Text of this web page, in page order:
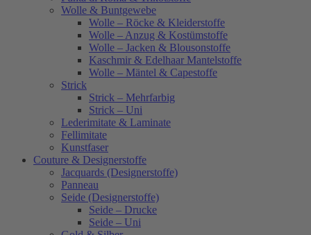
Wolle & Buntgewebe
Wolle – Röcke & Kleiderstoffe
Wolle – Anzug & Kostümstoffe
Wolle – Jacken & Blousonstoffe
Kaschmir & Edelhaar Mantelstoffe
Wolle – Mäntel & Capestoffe
Strick
Strick – Mehrfarbig
Strick – Uni
Lederimitate & Laminate
Fellimitate
Kunstfaser
Couture & Designerstoffe
Jacquards (Designerstoffe)
Panneau
Seide (Designerstoffe)
Seide – Drucke
Seide – Uni